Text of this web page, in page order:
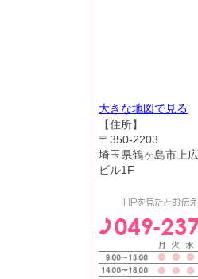
大きな地図で見る
【住所】
〒350-2203
埼玉県鶴ヶ島市上
ビル1F